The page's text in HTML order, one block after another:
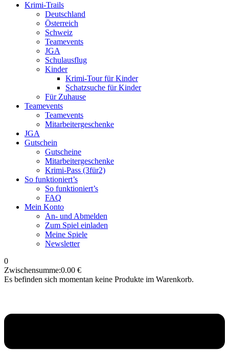
Krimi-Trails
Deutschland
Österreich
Schweiz
Teamevents
JGA
Schulausflug
Kinder
Krimi-Tour für Kinder
Schatzsuche für Kinder
Für Zuhause
Teamevents
Teamevents
Mitarbeitergeschenke
JGA
Gutschein
Gutscheine
Mitarbeitergeschenke
Krimi-Pass (3für2)
So funktioniert’s
So funktioniert’s
FAQ
Mein Konto
An- und Abmelden
Zum Spiel einladen
Meine Spiele
Newsletter
0
Zwischensumme:0.00 €
Es befinden sich momentan keine Produkte im Warenkorb.